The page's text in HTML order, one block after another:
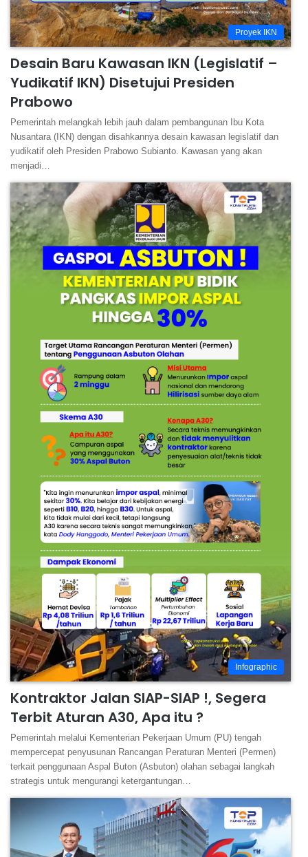
Proyek IKN
Desain Baru Kawasan IKN (Legislatif –
Yudikatif IKN) Disetujui Presiden
Prabowo
Pemerintah melangkah lebih jauh dalam pembangunan Ibu Kota
Nusantara (IKN) dengan disahkannya desain kawasan legislatif dan
yudikatif oleh Presiden Prabowo Subianto. Kawasan yang akan
menjadi…
Infographic
Kontraktor Jalan SIAP-SIAP !, Segera
Terbit Aturan A30, Apa itu ?
Pemerintah melalui Kementerian Pekerjaan Umum (PU) tengah
mempercepat penyusunan Rancangan Peraturan Menteri (Permen)
terkait penggunaan Aspal Buton (Asbuton) olahan sebagai langkah
strategis untuk mengurangi ketergantungan…